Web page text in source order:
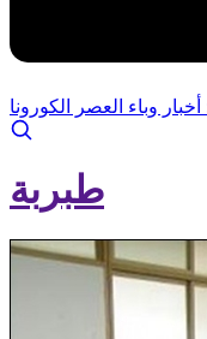
أخبار وباء العصر الكورونا
طبربة